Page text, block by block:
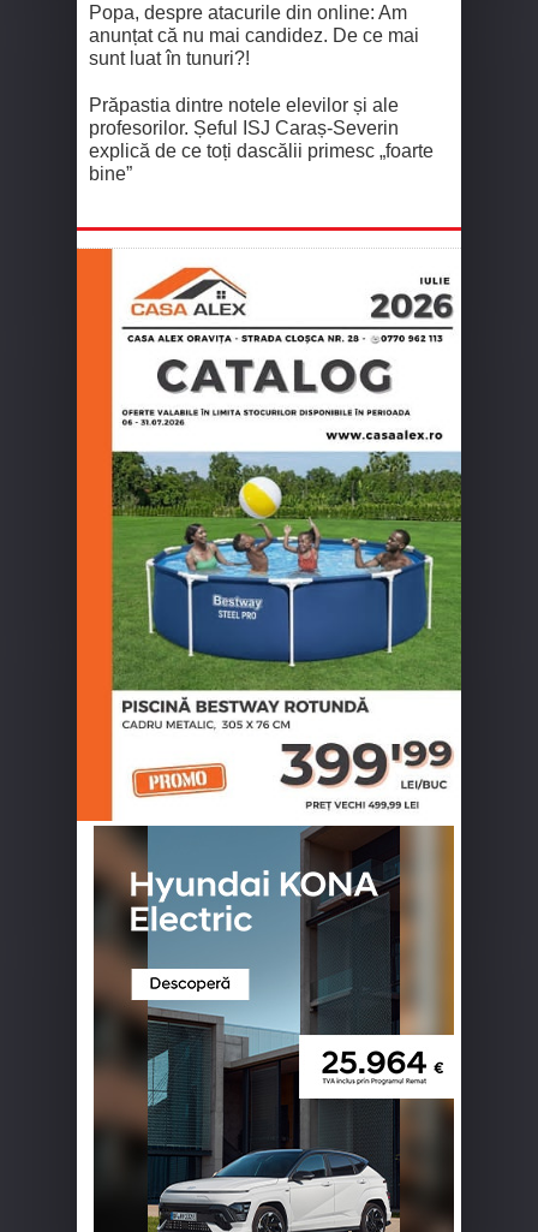
Popa, despre atacurile din online: Am
anunțat că nu mai candidez. De ce mai
sunt luat în tunuri?!
Prăpastia dintre notele elevilor și ale
profesorilor. Șeful ISJ Caraș-Severin
explică de ce toți dascălii primesc „foarte
bine”